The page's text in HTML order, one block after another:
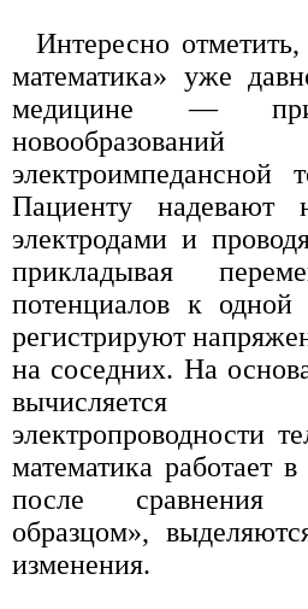
Интересно
математика» уже
медицине — при
электроимпедансной
Пациенту
электродами и
прикладывая
потенциалов к одной
регистрируют
на соседних. На
вычисляется
электропроводности
математика работает
после сравнения
образцом»,
изменения.